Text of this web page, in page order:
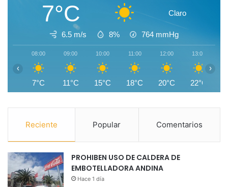
7°C Claro
6.5 m/s 8% 764 mmHg
08:00
7°C
09:00
11°C
10:00
15°C
11:00
18°C
12:00
20°C
13:00
22°C
‹ ›
Reciente Popular Comentarios
PROHIBEN USO DE CALDERA DE
EMBOTELLADORA ANDINA
Hace 1 día